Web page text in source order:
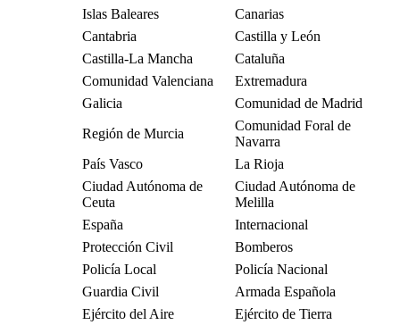
Islas Baleares
Canarias
Cantabria
Castilla y León
Castilla-La Mancha
Cataluña
Comunidad Valenciana
Extremadura
Galicia
Comunidad de Madrid
Región de Murcia
Comunidad Foral de
Navarra
País Vasco
La Rioja
Ciudad Autónoma de
Ceuta
Ciudad Autónoma de
Melilla
España
Internacional
Protección Civil
Bomberos
Policía Local
Policía Nacional
Guardia Civil
Armada Española
Ejército del Aire
Ejército de Tierra